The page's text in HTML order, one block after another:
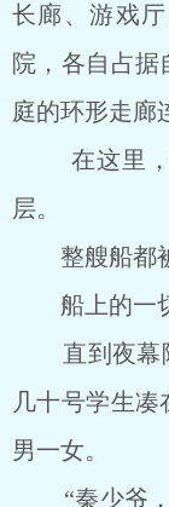
长廊、游戏
院，各自占据
庭的环形走廊
在这里，
层。
整艘船都被
船上的一切
直到夜幕降
几十号学生
男一女。
“秦少爷，